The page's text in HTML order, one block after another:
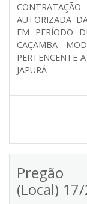
AUTORIZADA
EM PERÍODO
CAÇAMBA
PERTENCENTE
JAPURÁ
Pregão
(Local)